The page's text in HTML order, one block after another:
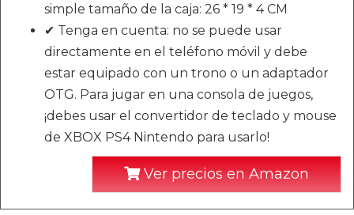
simple tamaño de la caja: 26 * 19 * 4 CM
✔ Tenga en cuenta: no se puede usar
directamente en el teléfono móvil y debe
estar equipado con un trono o un adaptador
OTG. Para jugar en una consola de juegos,
¡debes usar el convertidor de teclado y mouse
de XBOX PS4 Nintendo para usarlo!
Ver precios en Amazon